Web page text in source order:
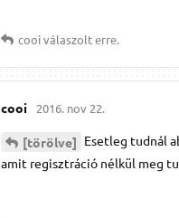
cooiválaszolt erre.
cooi 2016. nov 22.
[törölve] Esetleg tudnál
amit regisztráció nélkül meg